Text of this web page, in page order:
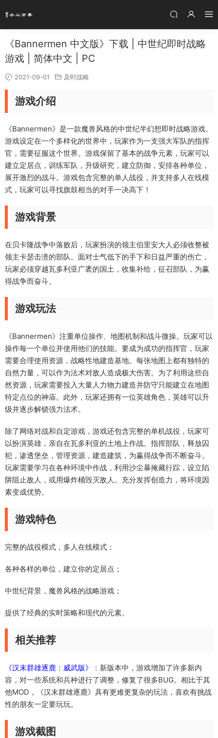
《Bannermen 中文版》下载 | 中世纪即时战略
游戏 | 简体中文 | PC
2021-09-01 及时战略
游戏介绍
《Bannermen》是一款魔兽风格的中世纪半幻想即时战略游戏。
游戏设定在一个多样化的世界中，玩家作为一支强大军队的指挥
官，需要征服这个世界。游戏保留了基本的战争元素，玩家可以
建立定居点，训练军队，升级研究，建立防御，安排各种单位，
展开激烈的战斗。游戏包含完整的单人战役，并支持多人在线模
式，玩家可以寻找旗鼓相当的对手一决高下！
游戏背景
在贝卡隆战争中落败后，玩家扮演的领主伯里安大人必须收整被
领主卡瑟击溃的部队。面对士气低下的手下和日益严重的伤亡，
玩家必须穿越瓦多利亚广袤的国土，收集补给，征召部队，为赢
得战争而奋斗。
游戏玩法
《Bannermen》注重单位操作、地图机制和战斗微操。玩家可以
操作每一个单位并使用他们的技能。要成为成功的指挥官，玩家
需要合理使用资源，战略性地建造基地。每张地图上都有独特的
自然力量，可以作为法术对敌人造成极大伤害。为了利用这些自
然资源，玩家需要投入大量人力物力建造并防守只能建立在地图
特定点位的神庙。此外，玩家还拥有一位英雄角色，英雄可以升
级并逐步解锁强力法术。
除了网络对战和自定游戏，游戏还包含完整的单机战役，玩家可
以扮演英雄，亲自在瓦多利亚的土地上作战。指挥部队，释放囚
犯，渗透堡垒，管理资源，建造建筑，为赢得战争而不断奋斗。
玩家需要学习在各种环境中作战，利用沙尘暴掩藏行踪，设立陷
阱阻止敌人，或用爆炸桶毁灭敌人。充分发挥创造力，将环境因
素变成优势。
游戏特色
完整的战役模式，多人在线模式；
各种各样的单位，建立你的定居点；
中世纪背景，魔兽风格的战略游戏；
提供了经典的实时策略和现代的元素。
相关推荐
《汉末群雄逐鹿：威武版》
：新版本中，游戏增加了许多新内
容，对一些系统和兵种进行了调整，修复了很多BUG。相比于其
他MOD，《汉末群雄逐鹿》具有更难更复杂的玩法，喜欢有挑战
性的朋友一定要玩玩。
游戏截图